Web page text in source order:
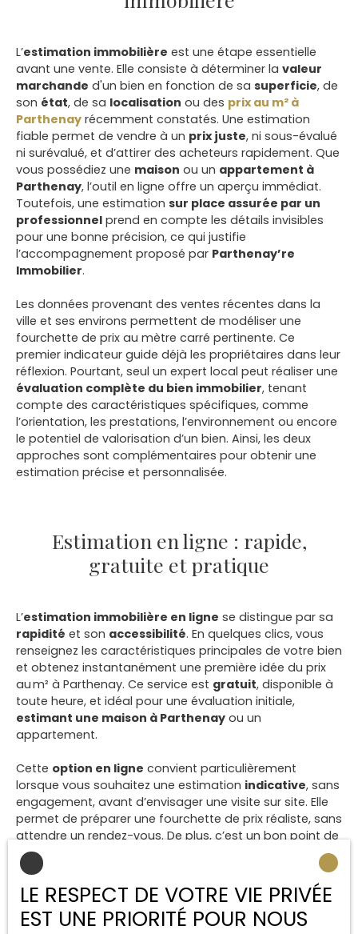
L’estimation immobilière est une étape essentielle
avant une vente. Elle consiste à déterminer la valeur
marchande d'un bien en fonction de sa superficie, de
son état, de sa localisation ou des prix au m² à
Parthenay récemment constatés. Une estimation
fiable permet de vendre à un prix juste, ni sous-évalué
ni surévalué, et d’attirer des acheteurs rapidement. Que
vous possédiez une maison ou un appartement à
Parthenay, l’outil en ligne offre un aperçu immédiat.
Toutefois, une estimation sur place assurée par un
professionnel prend en compte les détails invisibles
pour une bonne précision, ce qui justifie
l’accompagnement proposé par Parthenay’re
Immobilier.
Les données provenant des ventes récentes dans la
ville et ses environs permettent de modéliser une
fourchette de prix au mètre carré pertinente. Ce
premier indicateur guide déjà les propriétaires dans leur
réflexion. Pourtant, seul un expert local peut réaliser une
évaluation complète du bien immobilier, tenant
compte des caractéristiques spécifiques, comme
l’orientation, les prestations, l’environnement ou encore
le potentiel de valorisation d’un bien. Ainsi, les deux
approches sont complémentaires pour obtenir une
estimation précise et personnalisée.
Estimation en ligne : rapide,
gratuite et pratique
L’estimation immobilière en ligne se distingue par sa
rapidité et son accessibilité. En quelques clics, vous
renseignez les caractéristiques principales de votre bien
et obtenez instantanément une première idée du prix
au m² à Parthenay. Ce service est gratuit, disponible à
toute heure, et idéal pour une évaluation initiale,
estimant une maison à Parthenay ou un
appartement.
Cette option en ligne convient particulièrement
lorsque vous souhaitez une estimation indicative, sans
engagement, avant d’envisager une visite sur site. Elle
permet de préparer une fourchette de prix réaliste, sans
attendre un rendez-vous. De plus, c’est un bon point de
départ pour comparer avec des données récentes
issues de sources fiables comme l’INSEE ou des
plateformes spécialisées, ce qui renforce votre
confiance dans les résultats obtenus.
LE RESPECT DE VOTRE VIE PRIVÉE
EST UNE PRIORITÉ POUR NOUS